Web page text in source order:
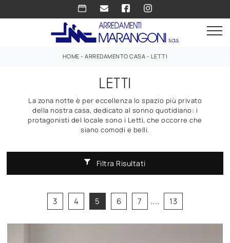
HOME -ARREDAMENTO CASA - LETTI
LETTI
La zona notte è per eccellenza lo spazio più privato
della nostra casa, dedicato al sonno quotidiano: i
protagonisti del locale sono i Letti, che occorre che
siano comodi e belli.
Filtra Risultati
3 4 5 6 7 .... 13